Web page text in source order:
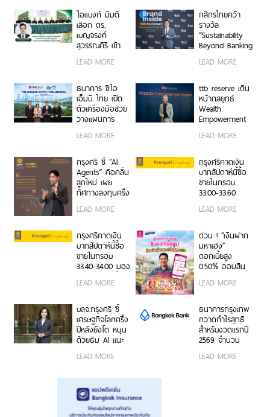
ASEAN, THINK CIMB
ระยะสั้น-กลาง
เสริมพอร์ตแกร่ง
ได้ทุกวัน”
ไอแบงก์ มีมติ
เลือก ดร.
เบญจรงค์
สุวรรณคีรี เข้า
ดำรงตำแหน่ง
กรรมการ
LEAD MORE
กสิกรไทยคว้า
รางวัล
“Sustainability
Beyond Banking
Award” ขับ
เคลื่อนภาคธุรกิจ
และการเติบโต
อย่างยั่งยืน
LEAD MORE
ธนาคาร ซีไอ
เอ็มบี ไทย เปิด
ตัวเครื่องมือช่วย
วางแผนการ
เปลี่ยนผ่านด้าน
สภาพภูมิอากาศ
Cooler Earth
Thailand 2026
LEAD MORE
ttb reserve เดิน
หน้ากลยุทธ์
Wealth
Empowerment
ผ่าน WE
Program สร้าง
สานต่อความ
สำเร็จครอบครัว
จากรุ่นสู่รุ่น
LEAD MORE
กรุงศรี ชี้ “AI
Agents” คือคลื่น
ลูกใหม่ เผย
ทิศทางลงทุนครึ่ง
หลังปี 2569 เปิด
สูตรจัดพอร์ต
รับมือความไม่
แน่นอนเศรษฐกิจ
โลก
LEAD MORE
กรุงศรีคาดเงิน
บาทสัปดาห์นี้ซื้อ
ขายในกรอบ
33.00-33.60
ติดตามข้อมูลจ้าง
งานสหรัฐฯ
LEAD MORE
กรุงศรีคาดเงิน
บาทสัปดาห์นี้ซื้อ
ขายในกรอบ
33.40-34.00 มอง
เฟดคงดอกเบี้ย
LEAD MORE
ด่วน ! “เงินฝาก
มหาเฮง”
ดอกเบี้ยสูง
0.50% ออมสิน
ช่วยพ่อค้าแม่ค้า
เปลี่ยนยอดขาย
อัตโนมัติ
LEAD MORE
บลจ.กรุงศรี ชี้
เศรษฐกิจโลกครึ่ง
ปีหลังยังโต หนุน
ด้วยธีม AI แนะ
กระจายพอร์ตใน
หุ้นเชิงรับเพิ่ม
LEAD MORE
ธนาคารกรุงเทพ
กวาดกำไรสุทธิ
สำหรับงวดแรกปี
2569 จำนวน
20,492 ล้านบาท
LEAD MORE